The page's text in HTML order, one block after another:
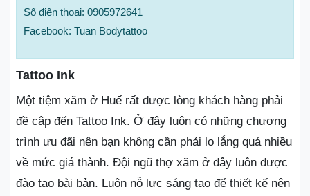
Số điện thoại: 0905972641
Facebook: Tuan Bodytattoo
Tattoo Ink
Một tiệm xăm ở Huế rất được lòng khách hàng phải
đề cập đến Tattoo Ink. Ở đây luôn có những chương
trình ưu đãi nên bạn không cần phải lo lắng quá nhiều
về mức giá thành. Đội ngũ thợ xăm ở đây luôn được
đào tạo bài bản. Luôn nỗ lực sáng tạo để thiết kế nên